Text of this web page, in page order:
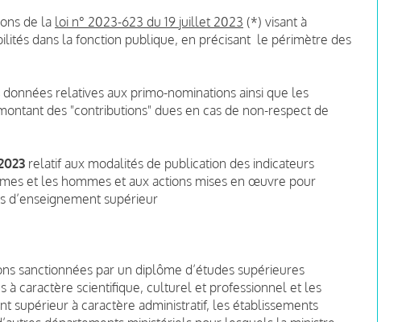
de la loi n° 2023-623 du 19 juillet 2023 (*) visant à
dans la fonction publique, en précisant le périmètre des
relatives aux primo-nominations ainsi que les
des "contributions" dues en cas de non-respect de
relatif aux modalités de publication des indicateurs
et les hommes et aux actions mises en œuvre pour
d’enseignement supérieur
sanctionnées par un diplôme d’études supérieures
à caractère scientifique, culturel et professionnel et les
supérieur à caractère administratif, les établissements